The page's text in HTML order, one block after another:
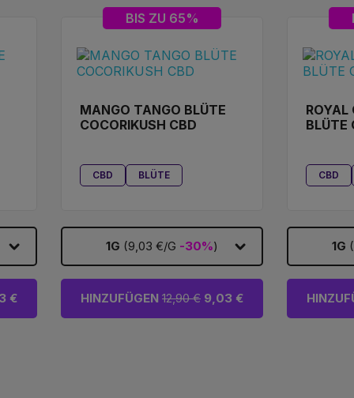
€
BIS ZU 65%
MANGO TANGO BLÜTE
COCORIKUSH CBD
CBD BLÜTE
1G (9,03 €/G -30%)
HINZUFÜGEN 12,90 € 9,03 €
ROYAL
BLÜTE
CBD
1G